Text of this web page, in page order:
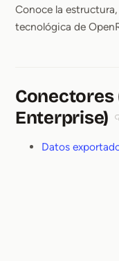
Conoce la
tecnológica de
Conectores
Enterprise)
Datos